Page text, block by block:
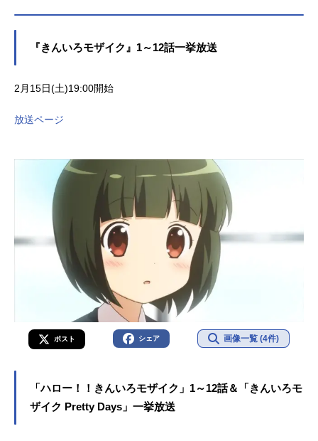
『きんいろモザイク』1～12話一挙放送
2月15日(土)19:00開始
放送ページ
ポスト シェア 画像一覧 (4件)
「ハロー！！きんいろモザイク」1～12話＆「きんいろモ
ザイク Pretty Days」一挙放送